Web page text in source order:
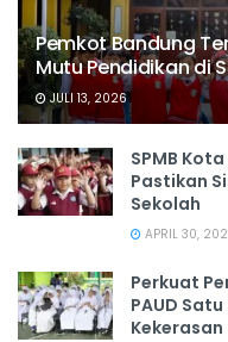
Pemkot Bandung
Mutu Pendidikan di
JULI 13, 2026
SPMB
Pastikan
Sekolah
APRIL 30,
Perkuat
PAUD
Kekerasan